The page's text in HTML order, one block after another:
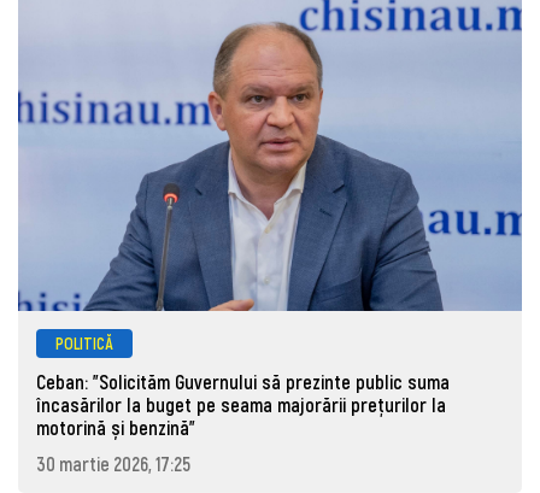
POLITICĂ
Ceban: "Solicităm Guvernului să prezinte public suma
încasărilor la buget pe seama majorării prețurilor la
motorină și benzină"
30 martie 2026, 17:25